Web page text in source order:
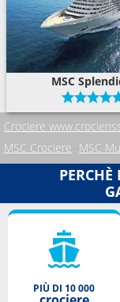
MSC
Crociere
MSC Crociere MSC
PIÙ DI 10 000